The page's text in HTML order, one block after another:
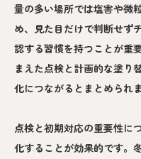
量の多い場所では塩害や微
め、見た目だけで判断せず
認する習慣を持つことが重
まえた点検と計画的な塗り
化につながるとまとめられま
点検と初期対応の重要性に
化することが効果的です。